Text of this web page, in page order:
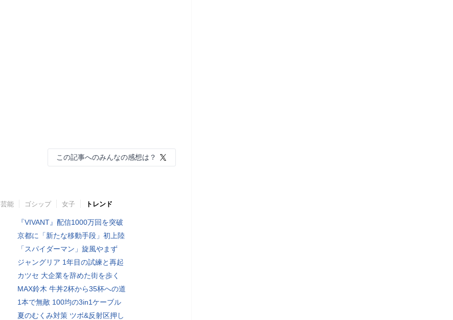
この記事へのみんなの感想は？
芸能 ゴシップ 女子 トレンド
『VIVANT』配信1000万回を突破
京都に「新たな移動手段」初上陸
「スパイダーマン」旋風やまず
ジャングリア 1年目の試練と再起
カツセ 大企業を辞めた街を歩く
MAX鈴木 牛丼2杯から35杯への道
1本で無敵 100均の3in1ケーブル
夏のむくみ対策 ツボ&反射区押し